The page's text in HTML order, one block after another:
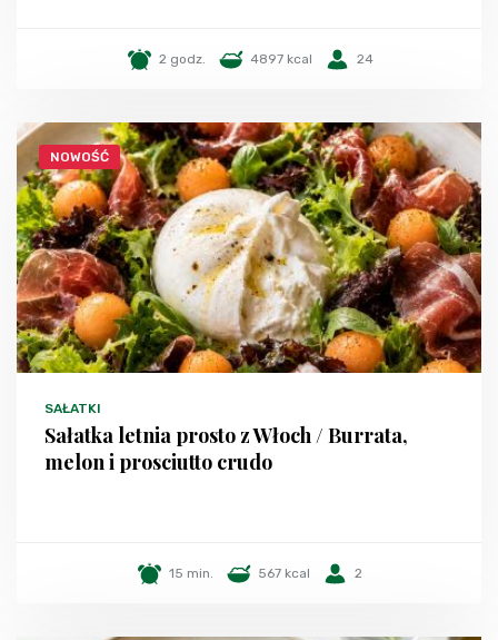
2 godz. 4897 kcal 24
NOWOŚĆ
SAŁATKI
Sałatka letnia prosto z Włoch / Burrata,
melon i prosciutto crudo
15 min. 567 kcal 2